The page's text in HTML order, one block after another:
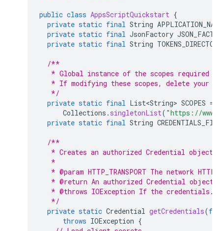
public class AppsScriptQuickstart {
private static final String
private static final JsonFactory
private static final String
/**
* Global instance of the scopes required
* If modifying these scopes, delete your
   */
private static final List<String> SCOPES =
Collections . singletonList( "https://
private static final String
/**
   * Creates an authorized Credential object.
   *
* @param HTTP_TRANSPORT The network HTTP
   * @return An authorized Credential object.
* @throws IOException If the
   */
private static Credential getCredentials(
throws IOException {